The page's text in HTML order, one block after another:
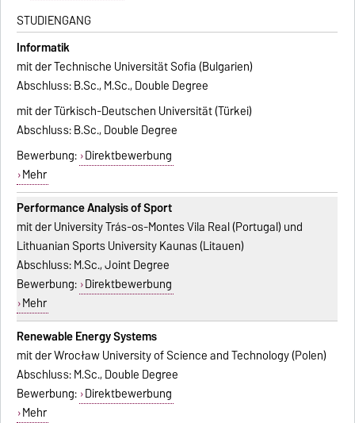
STUDIENGANG
Informatik
mit der Technische Universität Sofia (Bulgarien)
Abschluss: B.Sc., M.Sc., Double Degree
mit der Türkisch-Deutschen Universität (Türkei)
Abschluss: B.Sc., Double Degree
Bewerbung: Direktbewerbung
Mehr
Performance Analysis of Sport
mit der University Trás-os-Montes Vila Real (Portugal) und
Lithuanian Sports University Kaunas (Litauen)
Abschluss: M.Sc., Joint Degree
Bewerbung: Direktbewerbung
Mehr
Renewable Energy Systems
mit der Wrocław University of Science and Technology (Polen)
Abschluss: M.Sc., Double Degree
Bewerbung: Direktbewerbung
Mehr